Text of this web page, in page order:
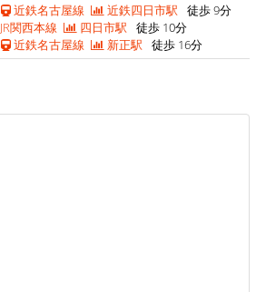
近鉄名古屋線 近鉄四日市駅 徒歩 9分
JR関西本線 四日市駅 徒歩 10分
近鉄名古屋線 新正駅 徒歩 16分